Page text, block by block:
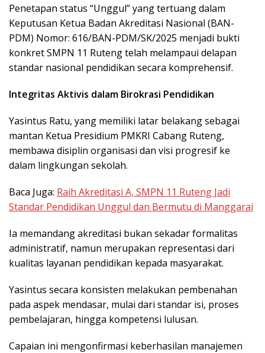
Penetapan status “Unggul” yang tertuang dalam
Keputusan Ketua Badan Akreditasi Nasional (BAN-
PDM) Nomor: 616/BAN-PDM/SK/2025 menjadi bukti
konkret SMPN 11 Ruteng telah melampaui delapan
standar nasional pendidikan secara komprehensif.
Integritas Aktivis dalam Birokrasi Pendidikan
Yasintus Ratu, yang memiliki latar belakang sebagai
mantan Ketua Presidium PMKRI Cabang Ruteng,
membawa disiplin organisasi dan visi progresif ke
dalam lingkungan sekolah.
Baca Juga: Raih Akreditasi A, SMPN 11 Ruteng Jadi
Standar Pendidikan Unggul dan Bermutu di Manggarai
Ia memandang akreditasi bukan sekadar formalitas
administratif, namun merupakan representasi dari
kualitas layanan pendidikan kepada masyarakat.
Yasintus secara konsisten melakukan pembenahan
pada aspek mendasar, mulai dari standar isi, proses
pembelajaran, hingga kompetensi lulusan.
Capaian ini mengonfirmasi keberhasilan manajemen